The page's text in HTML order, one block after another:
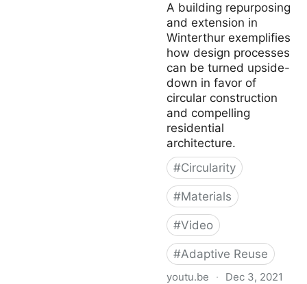
A building repurposing
and extension in
Winterthur exemplifies
how design processes
can be turned upside-
down in favor of
circular construction
and compelling
residential
architecture.
#Circularity
#Materials
#Video
#Adaptive Reuse
youtu.be · Dec 3, 2021